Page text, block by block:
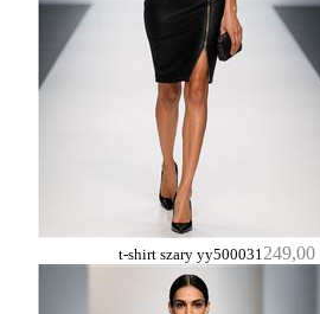
t-shirt szary yy500031249,00